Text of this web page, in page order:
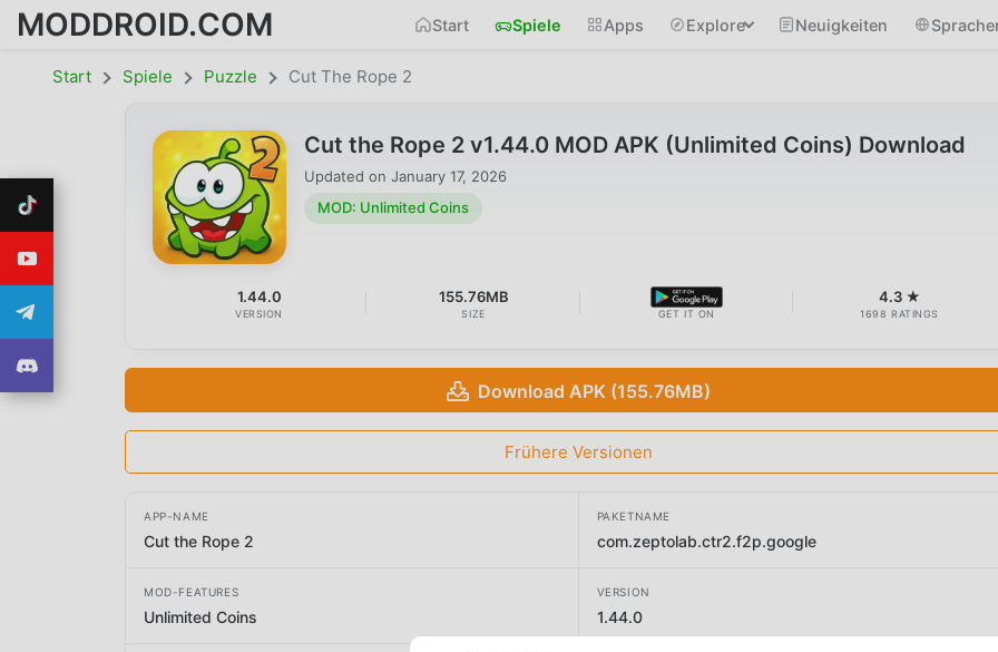
MODDROID.COM Start Spiele Apps Explore Neuigkeiten
Start Spiele Puzzle Cut The Rope 2
Cut the Rope 2 v1.44.0 MOD APK (Unlimited Coins) Download
Updated on January 17, 2026
MOD: Unlimited Coins
1.44.0
VERSION
155.76MB
SIZE GET IT ON
4.3 ★
1698 RATINGS
Download APK (155.76MB)
Frühere Versionen
APP-NAME
Cut the Rope 2
PAKETNAME
com.zeptolab.ctr2.f2p.google
MOD-FEATURES
Unlimited Coins
VERSION
1.44.0